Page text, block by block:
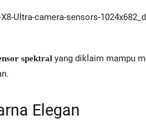
spektral yang diklaim mampu
Elegan